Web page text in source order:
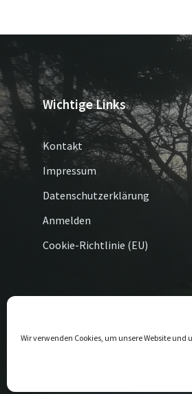
Wir verwenden Cookies, um unsere Website und
Wichtige Links
Kontakt
Impressum
Datenschutzerklärung
Anmelden
Cookie-Richtlinie (EU)